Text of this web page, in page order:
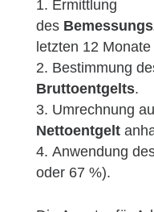
Ermittlung
des
letzten 12
Bestimmung
Bruttoentgelts.
Umrechnung
Nettoentgelt
Anwendung
oder 67 %).